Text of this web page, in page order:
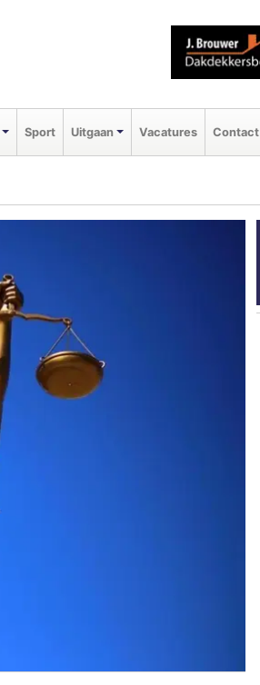
Sport Uitgaan Vacatures Contact